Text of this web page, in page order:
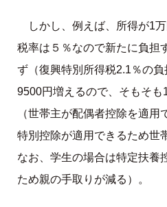
しかし、例えば、所得が1
税率は５％なので新たに負担
ず（復興特別所得税2.1％の
9500円増えるので、そもそも
（世帯主が配偶者控除を適
特別控除が適用できるため世
なお、学生の場合は特定扶養
ため親の手取りが減る）。